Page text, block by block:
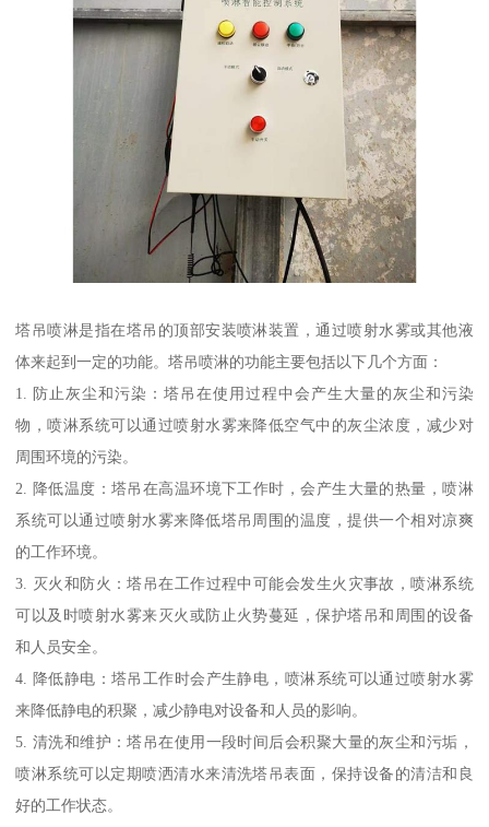
塔吊喷淋是指在塔吊的顶部安装喷淋装置，通过喷射水雾或其他液
体来起到一定的功能。塔吊喷淋的功能主要包括以下几个方面：
1. 防止灰尘和污染：塔吊在使用过程中会产生大量的灰尘和污染
物，喷淋系统可以通过喷射水雾来降低空气中的灰尘浓度，减少对
周围环境的污染。
2. 降低温度：塔吊在高温环境下工作时，会产生大量的热量，喷淋
系统可以通过喷射水雾来降低塔吊周围的温度，提供一个相对凉爽
的工作环境。
3. 灭火和防火：塔吊在工作过程中可能会发生火灾事故，喷淋系统
可以及时喷射水雾来灭火或防止火势蔓延，保护塔吊和周围的设备
和人员安全。
4. 降低静电：塔吊工作时会产生静电，喷淋系统可以通过喷射水雾
来降低静电的积聚，减少静电对设备和人员的影响。
5. 清洗和维护：塔吊在使用一段时间后会积聚大量的灰尘和污垢，
喷淋系统可以定期喷洒清水来清洗塔吊表面，保持设备的清洁和良
好的工作状态。